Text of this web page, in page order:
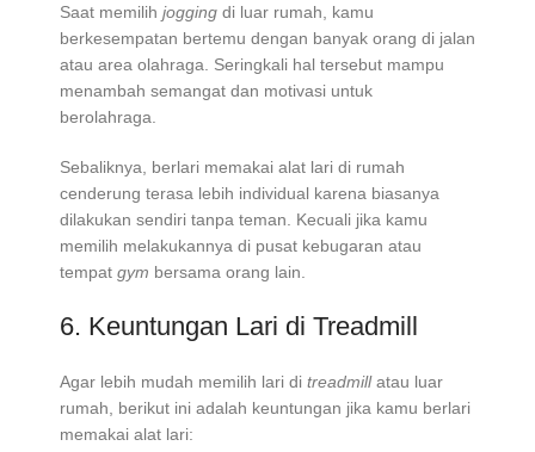
Saat memilih jogging di luar rumah, kamu
berkesempatan bertemu dengan banyak orang di jalan
atau area olahraga. Seringkali hal tersebut mampu
menambah semangat dan motivasi untuk
berolahraga.
Sebaliknya, berlari memakai alat lari di rumah
cenderung terasa lebih individual karena biasanya
dilakukan sendiri tanpa teman. Kecuali jika kamu
memilih melakukannya di pusat kebugaran atau
tempat gym bersama orang lain.
6. Keuntungan Lari di Treadmill
Agar lebih mudah memilih lari di treadmillatau luar
rumah, berikut ini adalah keuntungan jika kamu berlari
memakai alat lari: